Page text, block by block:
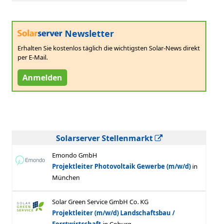
Newsletter
Erhalten Sie kostenlos täglich die wichtigsten Solar-News direkt
per E-Mail.
Anmelden
Solarserver Stellenmarkt